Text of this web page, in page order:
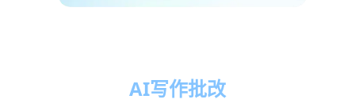
AI写作批改